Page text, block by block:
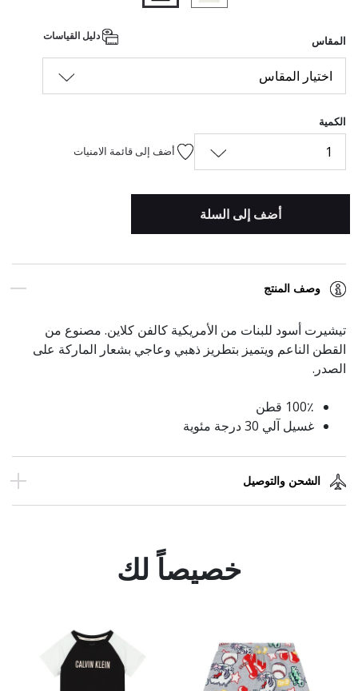
المقاس
اختيار المقاس
الكمية
1 أضف إلى قائمة الامنيات
أضف إلى السلة
وصف المنتج
تيشيرت أسود للبنات من الأمريكية كالفن كلاين. مصنوع من
القطن الناعم ويتميز بتطريز ذهبي وعاجي بشعار الماركة على
الصدر.
100٪ قطن
غسيل آلي 30 درجة مئوية
الشحن والتوصيل
خصيصاً لك